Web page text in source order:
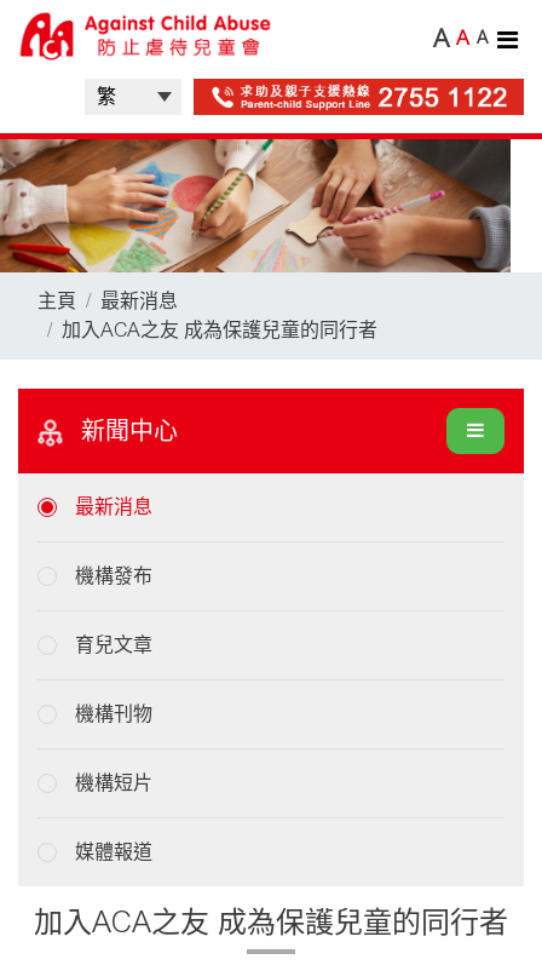
A A A
主頁
最新消息
加入ACA之友 成為保護兒童的同行者
新聞中心
最新消息
機構發布
育兒文章
機構刊物
機構短片
媒體報道
加入ACA之友 成為保護兒童的同行者